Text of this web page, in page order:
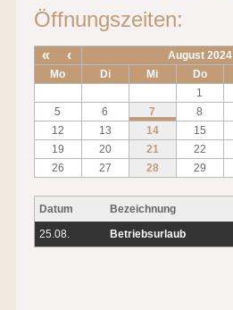
Öffnungszeiten:
« ‹ August 2024
Mo Di Mi Do
1
5
6 7 8
12
13 14 15
19
20 21 22
26
27 28 29
Datum Bezeichnung
25.08.
Betriebsurlaub